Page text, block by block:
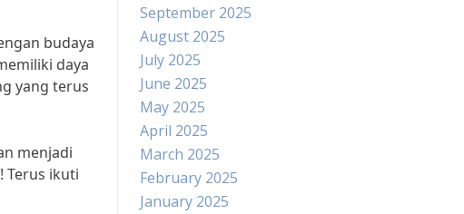
budaya
daya
yang terus
menjadi
Terus ikuti
September 2025
August 2025
July 2025
June 2025
May 2025
April 2025
March 2025
February 2025
January 2025